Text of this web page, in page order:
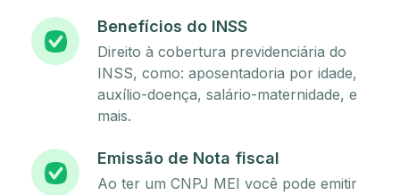
Benefícios do INSS
Direito à cobertura previdenciária do
INSS, como: aposentadoria por idade,
auxílio-doença, salário-maternidade, e
mais.
Emissão de Nota fiscal
Ao ter um CNPJ MEI você pode emitir